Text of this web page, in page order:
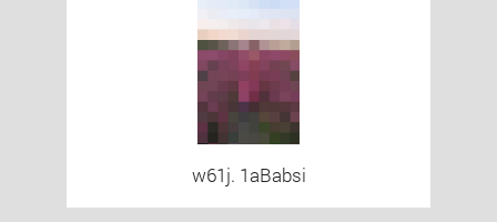
w61j. 1aBabsi